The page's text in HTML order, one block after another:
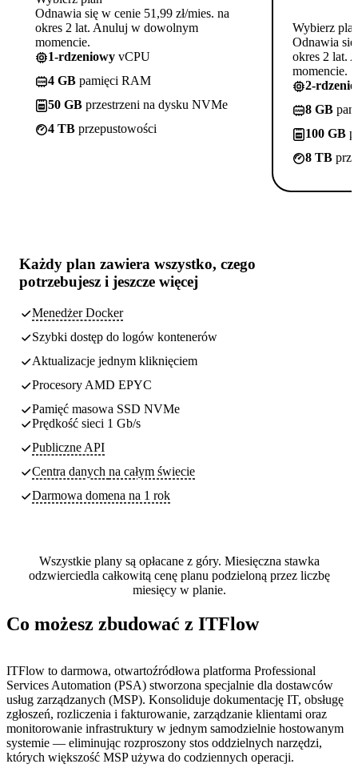
Odnawia się w cenie 51,99 zł/mies. na
okres 2 lat. Anuluj w dowolnym
momencie.
1-rdzeniowy vCPU
4 GB pamięci RAM
50 GB przestrzeni na dysku NVMe
4 TB przepustowości
Wybierz
Odnawia się
okres 2 lat.
momencie.
2-
8 GB
100 GB
8 TB
Każdy plan zawiera wszystko, czego
potrzebujesz i jeszcze więcej
Menedżer Docker
Szybki dostęp do logów kontenerów
Aktualizacje jednym kliknięciem
Procesory AMD EPYC
Pamięć masowa SSD NVMe
Prędkość sieci 1 Gb/s
Publiczne API
Centra danych na całym świecie
Darmowa domena na 1 rok
Wszystkie plany są opłacane z góry. Miesięczna stawka
odzwierciedla całkowitą cenę planu podzieloną przez liczbę
miesięcy w planie.
Co możesz zbudować z ITFlow
ITFlow to darmowa, otwartoźródłowa platforma Professional
Services Automation (PSA) stworzona specjalnie dla dostawców
usług zarządzanych (MSP). Konsoliduje dokumentację IT, obsługę
zgłoszeń, rozliczenia i fakturowanie, zarządzanie klientami oraz
monitorowanie infrastruktury w jednym samodzielnie hostowanym
systemie — eliminując rozproszony stos oddzielnych narzędzi,
których większość MSP używa do codziennych operacji.